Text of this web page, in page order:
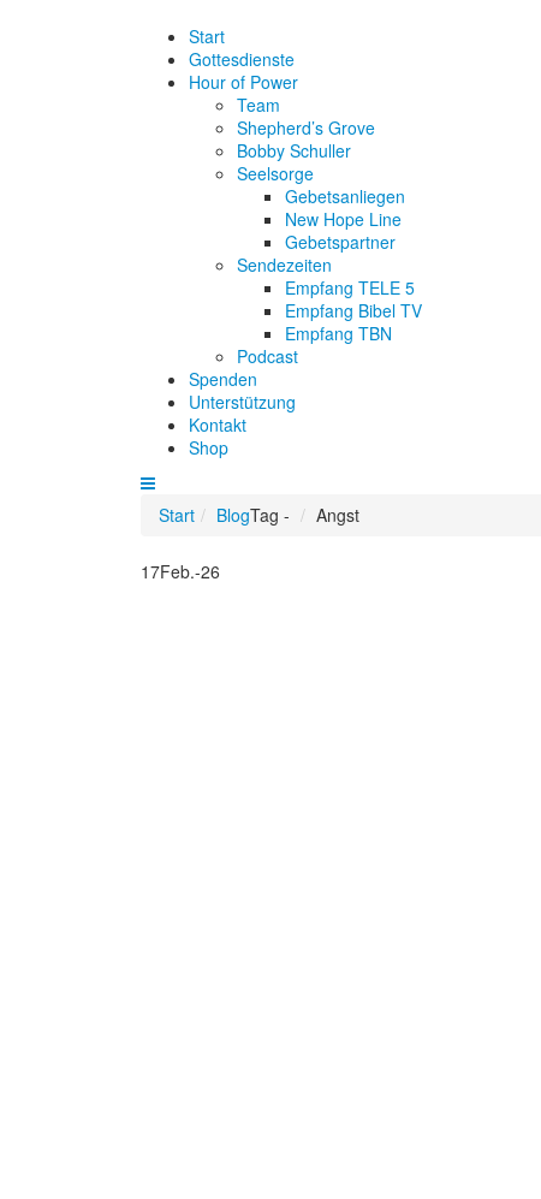
Start
Gottesdienste
Hour of Power
Team
Shepherd’s Grove
Bobby Schuller
Seelsorge
Gebetsanliegen
New Hope Line
Gebetspartner
Sendezeiten
Empfang TELE 5
Empfang Bibel TV
Empfang TBN
Podcast
Spenden
Unterstützung
Kontakt
Shop
Start BlogTag - Angst
17Feb.-26